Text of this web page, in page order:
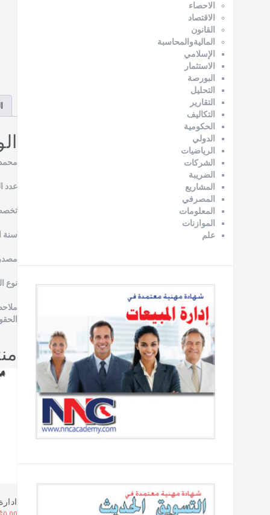
عدد
سنة
نوع
الاحصاء
الاقتصاد
القانون
الماليةوالمحاسبة
الإسلامي
الاستثمار
البورصة
التحليل
التقارير
التكاليف
الحكومية
الدولي
الرياضيات
الشركات
الضريبة
المشاريع
المصرفي
المعلومات
الموازنات
علم